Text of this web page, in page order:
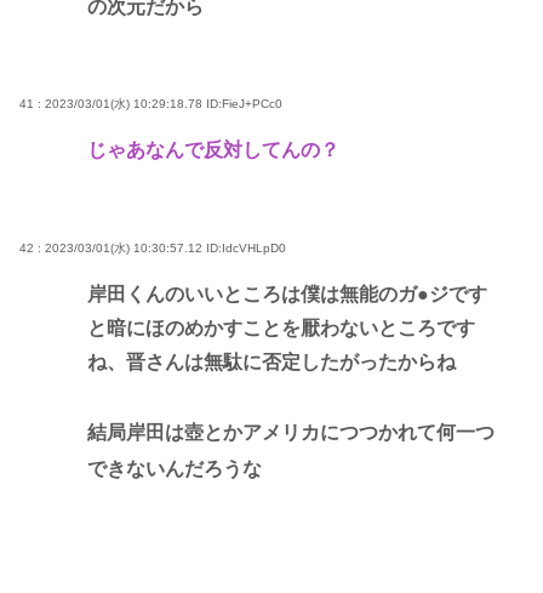
の次元だから
41 : 2023/03/01(水) 10:29:18.78 ID:FieJ+PCc0
じゃあなんで反対してんの？
42 : 2023/03/01(水) 10:30:57.12 ID:IdcVHLpD0
岸田くんのいいところは僕は無能のガ●ジです
と暗にほのめかすことを厭わないところです
ね、晋さんは無駄に否定したがったからね
結局岸田は壺とかアメリカにつつかれて何一つ
できないんだろうな